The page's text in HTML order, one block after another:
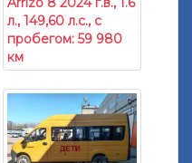
л., 149,60 л.с., с
пробегом: 59 980
км